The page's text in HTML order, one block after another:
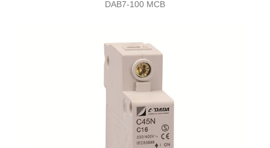
DAB7-100 MCB